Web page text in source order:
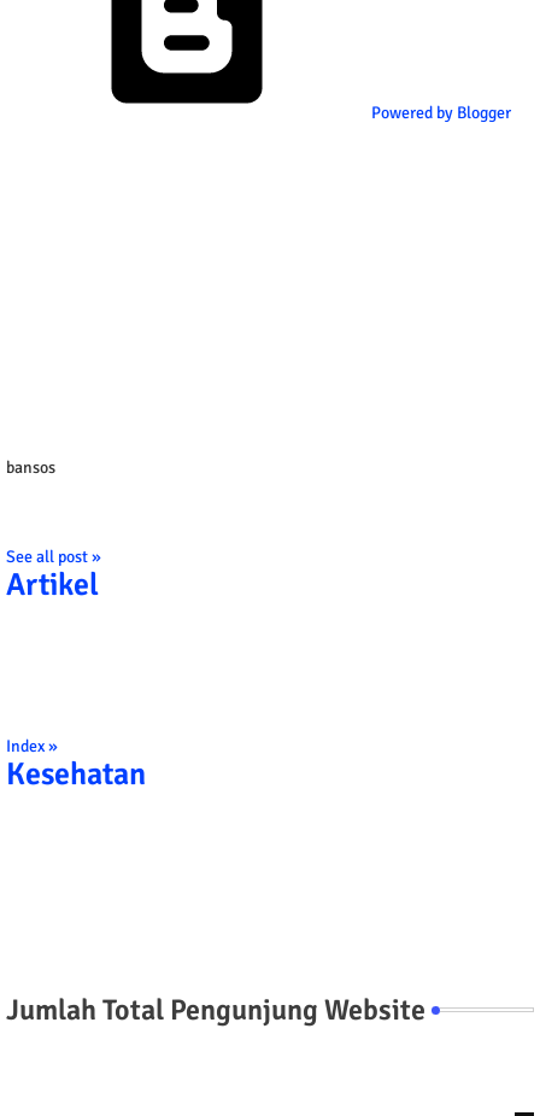
Powered by Blogger
bansos
See all post »
Artikel
Index »
Kesehatan
Jumlah Total Pengunjung Website